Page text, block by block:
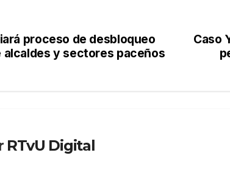
Caso
proceso de desbloqueo
alcaldes y sectores paceños
RTvU Digital